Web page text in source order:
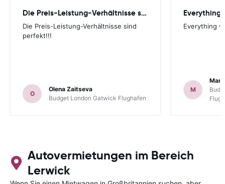
Die Preis-Leistung-Verhältnisse sind perfekt!!!
Die Preis-Leistung-Verhältnisse sind
perfekt!!!
O
Olena Zaitseva
Budget London Gatwick Flughafen
Everything
Everything
M
Autovermietungen im Bereich
Lerwick